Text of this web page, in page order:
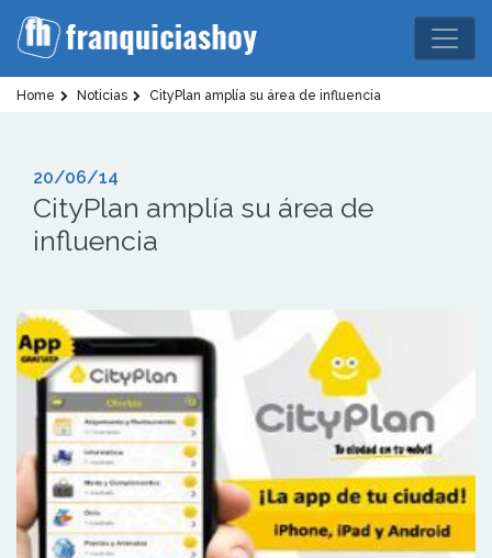
Home Noticias CityPlan amplía su área de influencia
20/06/14
CityPlan amplía su área de
influencia